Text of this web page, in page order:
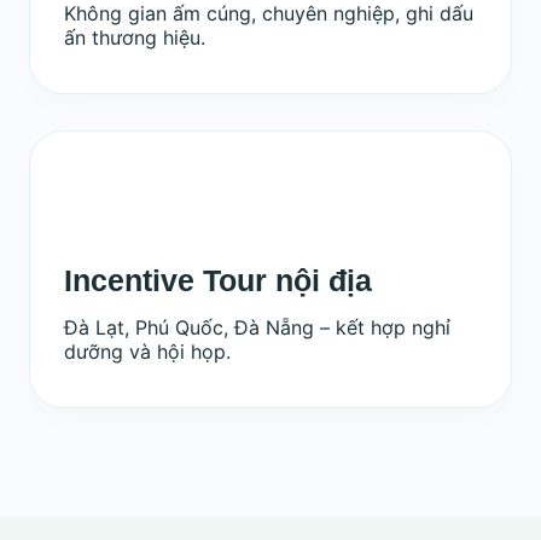
Không gian ấm cúng, chuyên nghiệp, ghi dấu
ấn thương hiệu.
Incentive Tour nội địa
Đà Lạt, Phú Quốc, Đà Nẵng – kết hợp nghỉ
dưỡng và hội họp.